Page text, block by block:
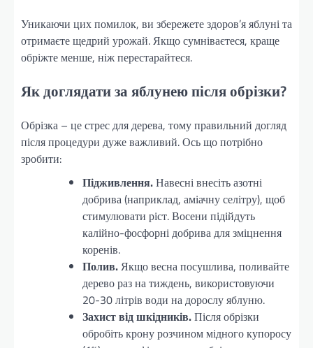
Уникаючи цих помилок, ви збережете здоров’я яблуні та
отримаєте щедрий урожай. Якщо сумніваєтеся, краще
обріжте менше, ніж перестарайтеся.
Як доглядати за яблунею після обрізки?
Обрізка – це стрес для дерева, тому правильний догляд
після процедури дуже важливий. Ось що потрібно
зробити:
Підживлення.Навесні внесіть азотні
добрива (наприклад, аміачну селітру), щоб
стимулювати ріст. Восени підійдуть
калійно-фосфорні добрива для зміцнення
коренів.
Полив.Якщо весна посушлива, поливайте
дерево раз на тиждень, використовуючи
20-30 літрів води на дорослу яблуню.
Захист від шкідників.Після обрізки
обробіть крону розчином мідного купоросу